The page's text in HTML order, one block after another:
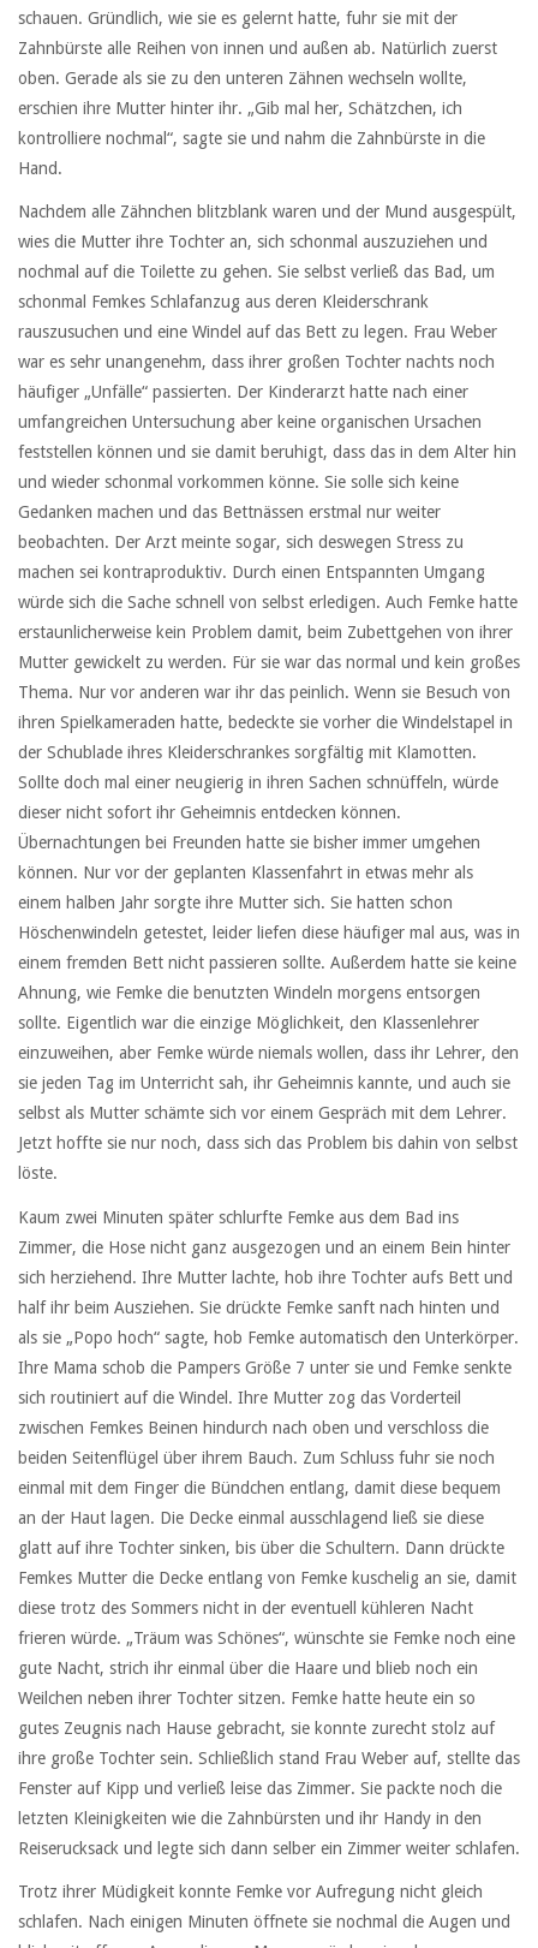
schauen. Gründlich, wie sie es gelernt hatte, fuhr sie mit der
Zahnbürste alle Reihen von innen und außen ab. Natürlich zuerst
oben. Gerade als sie zu den unteren Zähnen wechseln wollte,
erschien ihre Mutter hinter ihr. „Gib mal her, Schätzchen, ich
kontrolliere nochmal“, sagte sie und nahm die Zahnbürste in die
Hand.
Nachdem alle Zähnchen blitzblank waren und der Mund ausgespült,
wies die Mutter ihre Tochter an, sich schonmal auszuziehen und
nochmal auf die Toilette zu gehen. Sie selbst verließ das Bad, um
schonmal Femkes Schlafanzug aus deren Kleiderschrank
rauszusuchen und eine Windel auf das Bett zu legen. Frau Weber
war es sehr unangenehm, dass ihrer großen Tochter nachts noch
häufiger „Unfälle“ passierten. Der Kinderarzt hatte nach einer
umfangreichen Untersuchung aber keine organischen Ursachen
feststellen können und sie damit beruhigt, dass das in dem Alter hin
und wieder schonmal vorkommen könne. Sie solle sich keine
Gedanken machen und das Bettnässen erstmal nur weiter
beobachten. Der Arzt meinte sogar, sich deswegen Stress zu
machen sei kontraproduktiv. Durch einen Entspannten Umgang
würde sich die Sache schnell von selbst erledigen. Auch Femke hatte
erstaunlicherweise kein Problem damit, beim Zubettgehen von ihrer
Mutter gewickelt zu werden. Für sie war das normal und kein großes
Thema. Nur vor anderen war ihr das peinlich. Wenn sie Besuch von
ihren Spielkameraden hatte, bedeckte sie vorher die Windelstapel in
der Schublade ihres Kleiderschrankes sorgfältig mit Klamotten.
Sollte doch mal einer neugierig in ihren Sachen schnüffeln, würde
dieser nicht sofort ihr Geheimnis entdecken können.
Übernachtungen bei Freunden hatte sie bisher immer umgehen
können. Nur vor der geplanten Klassenfahrt in etwas mehr als
einem halben Jahr sorgte ihre Mutter sich. Sie hatten schon
Höschenwindeln getestet, leider liefen diese häufiger mal aus, was in
einem fremden Bett nicht passieren sollte. Außerdem hatte sie keine
Ahnung, wie Femke die benutzten Windeln morgens entsorgen
sollte. Eigentlich war die einzige Möglichkeit, den Klassenlehrer
einzuweihen, aber Femke würde niemals wollen, dass ihr Lehrer, den
sie jeden Tag im Unterricht sah, ihr Geheimnis kannte, und auch sie
selbst als Mutter schämte sich vor einem Gespräch mit dem Lehrer.
Jetzt hoffte sie nur noch, dass sich das Problem bis dahin von selbst
löste.
Kaum zwei Minuten später schlurfte Femke aus dem Bad ins
Zimmer, die Hose nicht ganz ausgezogen und an einem Bein hinter
sich herziehend. Ihre Mutter lachte, hob ihre Tochter aufs Bett und
half ihr beim Ausziehen. Sie drückte Femke sanft nach hinten und
als sie „Popo hoch“ sagte, hob Femke automatisch den Unterkörper.
Ihre Mama schob die Pampers Größe 7 unter sie und Femke senkte
sich routiniert auf die Windel. Ihre Mutter zog das Vorderteil
zwischen Femkes Beinen hindurch nach oben und verschloss die
beiden Seitenflügel über ihrem Bauch. Zum Schluss fuhr sie noch
einmal mit dem Finger die Bündchen entlang, damit diese bequem
an der Haut lagen. Die Decke einmal ausschlagend ließ sie diese
glatt auf ihre Tochter sinken, bis über die Schultern. Dann drückte
Femkes Mutter die Decke entlang von Femke kuschelig an sie, damit
diese trotz des Sommers nicht in der eventuell kühleren Nacht
frieren würde. „Träum was Schönes“, wünschte sie Femke noch eine
gute Nacht, strich ihr einmal über die Haare und blieb noch ein
Weilchen neben ihrer Tochter sitzen. Femke hatte heute ein so
gutes Zeugnis nach Hause gebracht, sie konnte zurecht stolz auf
ihre große Tochter sein. Schließlich stand Frau Weber auf, stellte das
Fenster auf Kipp und verließ leise das Zimmer. Sie packte noch die
letzten Kleinigkeiten wie die Zahnbürsten und ihr Handy in den
Reiserucksack und legte sich dann selber ein Zimmer weiter schlafen.
Trotz ihrer Müdigkeit konnte Femke vor Aufregung nicht gleich
schlafen. Nach einigen Minuten öffnete sie nochmal die Augen und